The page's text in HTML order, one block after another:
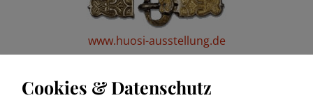
www.huosi-ausstellung.de
Cookies & Datenschutz